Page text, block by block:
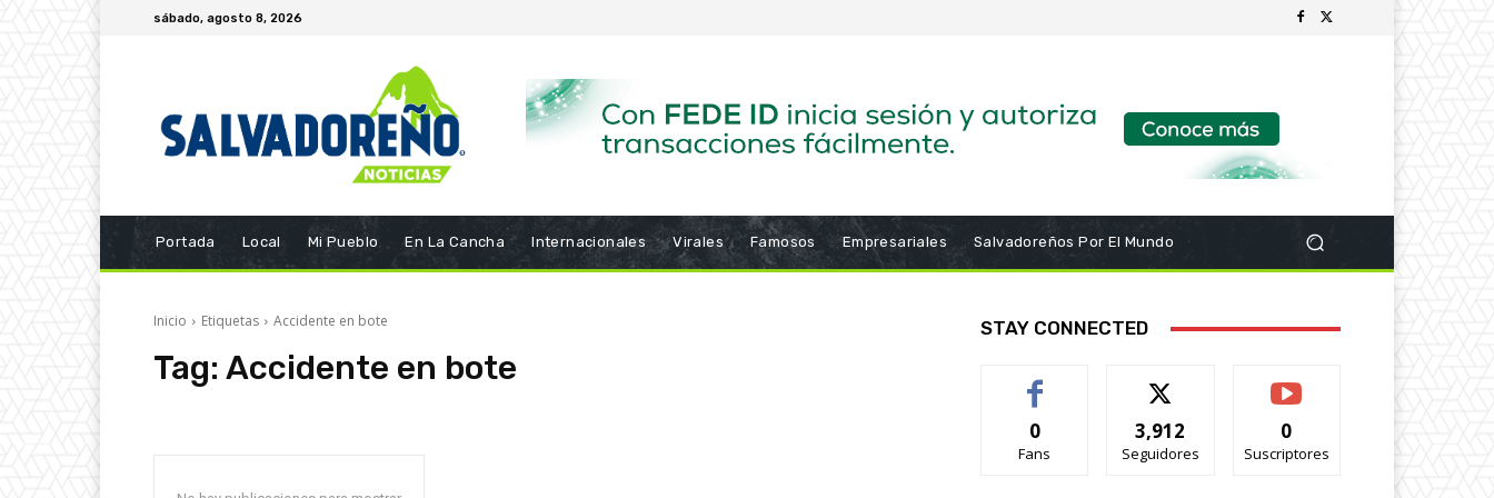
sábado, agosto 8, 2026
Portada Local Mi Pueblo En La Cancha Internacionales Virales Famosos Empresariales Salvadoreños Por El Mundo
Inicio Etiquetas Accidente en bote
Tag: Accidente en bote
STAY CONNECTED
0
Fans
3,912
Seguidores
0
Suscriptores